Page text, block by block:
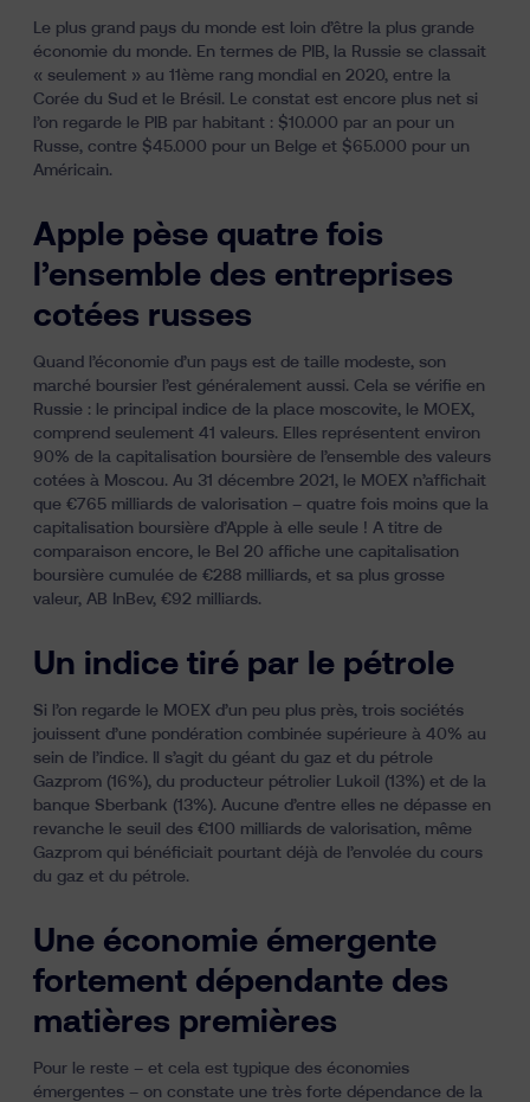
Le plus grand pays du monde est loin d’être la plus grande
économie du monde. En termes de PIB, la Russie se classait
« seulement » au 11ème rang mondial en 2020, entre la
Corée du Sud et le Brésil. Le constat est encore plus net si
l’on regarde le PIB par habitant : $10.000 par an pour un
Russe, contre $45.000 pour un Belge et $65.000 pour un
Américain.
Apple pèse quatre fois
l’ensemble des entreprises
cotées russes
Quand l’économie d’un pays est de taille modeste, son
marché boursier l’est généralement aussi. Cela se vérifie en
Russie : le principal indice de la place moscovite, le MOEX,
comprend seulement 41 valeurs. Elles représentent environ
90% de la capitalisation boursière de l’ensemble des valeurs
cotées à Moscou. Au 31 décembre 2021, le MOEX n’affichait
que €765 milliards de valorisation – quatre fois moins que la
capitalisation boursière d’Apple à elle seule ! A titre de
comparaison encore, le Bel 20 affiche une capitalisation
boursière cumulée de €288 milliards, et sa plus grosse
valeur, AB InBev, €92 milliards.
Un indice tiré par le pétrole
Si l’on regarde le MOEX d’un peu plus près, trois sociétés
jouissent d’une pondération combinée supérieure à 40% au
sein de l’indice. Il s’agit du géant du gaz et du pétrole
Gazprom (16%), du producteur pétrolier Lukoil (13%) et de la
banque Sberbank (13%). Aucune d’entre elles ne dépasse en
revanche le seuil des €100 milliards de valorisation, même
Gazprom qui bénéficiait pourtant déjà de l’envolée du cours
du gaz et du pétrole.
Une économie émergente
fortement dépendante des
matières premières
Pour le reste – et cela est typique des économies
émergentes – on constate une très forte dépendance de la